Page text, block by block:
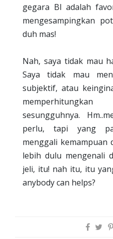
gegara BI adalah
mengesampingkan
duh mas!
Nah, saya tidak mau
Saya tidak mau
subjektif, atau
sesungguhnya.
perlu, tapi yang
menggali kemampuan
lebih dulu mengenali
jeli, itu! nah itu, itu
anybody can helps?